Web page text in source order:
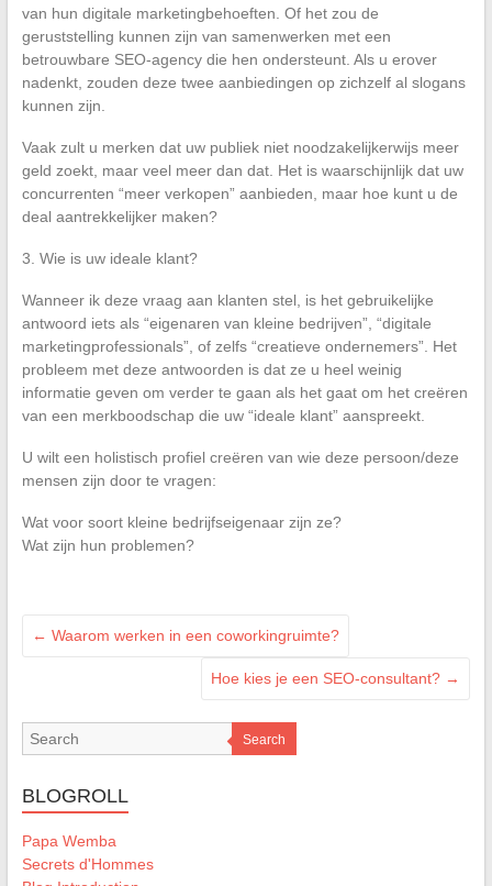
van hun digitale marketingbehoeften. Of het zou de
geruststelling kunnen zijn van samenwerken met een
betrouwbare SEO-agency die hen ondersteunt. Als u erover
nadenkt, zouden deze twee aanbiedingen op zichzelf al slogans
kunnen zijn.
Vaak zult u merken dat uw publiek niet noodzakelijkerwijs meer
geld zoekt, maar veel meer dan dat. Het is waarschijnlijk dat uw
concurrenten “meer verkopen” aanbieden, maar hoe kunt u de
deal aantrekkelijker maken?
3. Wie is uw ideale klant?
Wanneer ik deze vraag aan klanten stel, is het gebruikelijke
antwoord iets als “eigenaren van kleine bedrijven”, “digitale
marketingprofessionals”, of zelfs “creatieve ondernemers”. Het
probleem met deze antwoorden is dat ze u heel weinig
informatie geven om verder te gaan als het gaat om het creëren
van een merkboodschap die uw “ideale klant” aanspreekt.
U wilt een holistisch profiel creëren van wie deze persoon/deze
mensen zijn door te vragen:
Wat voor soort kleine bedrijfseigenaar zijn ze?
Wat zijn hun problemen?
← Waarom werken in een coworkingruimte?
Hoe kies je een SEO-consultant? →
Search
BLOGROLL
Papa Wemba
Secrets d'Hommes